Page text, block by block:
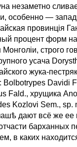
незаметно
особенно —
провинція
процент форм
строго
усача
жука-
Bolbotrypes Davidi
Fald., хрущика
Kozlovi Sem., sp.
дают всё же ее
барханных
в каких